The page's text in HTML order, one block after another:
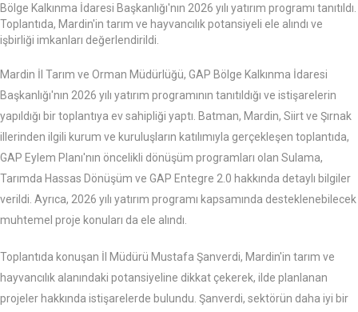
Bölge Kalkınma İdaresi Başkanlığı'nın 2026 yılı yatırım programı tanıtıldı.
Toplantıda, Mardin'in tarım ve hayvancılık potansiyeli ele alındı ve
işbirliği imkanları değerlendirildi.
Mardin İl Tarım ve Orman Müdürlüğü, GAP Bölge Kalkınma İdaresi
Başkanlığı'nın 2026 yılı yatırım programının tanıtıldığı ve istişarelerin
yapıldığı bir toplantıya ev sahipliği yaptı. Batman, Mardin, Siirt ve Şırnak
illerinden ilgili kurum ve kuruluşların katılımıyla gerçekleşen toplantıda,
GAP Eylem Planı'nın öncelikli dönüşüm programları olan Sulama,
Tarımda Hassas Dönüşüm ve GAP Entegre 2.0 hakkında detaylı bilgiler
verildi. Ayrıca, 2026 yılı yatırım programı kapsamında desteklenebilecek
muhtemel proje konuları da ele alındı.
Toplantıda konuşan İl Müdürü Mustafa Şanverdi, Mardin'in tarım ve
hayvancılık alanındaki potansiyeline dikkat çekerek, ilde planlanan
projeler hakkında istişarelerde bulundu. Şanverdi, sektörün daha iyi bir